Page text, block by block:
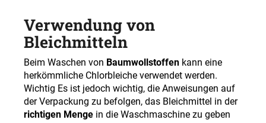
Verwendung von
Bleichmitteln
Beim Waschen von Baumwollstoffen kann eine
herkömmliche Chlorbleiche verwendet werden.
Wichtig Es ist jedoch wichtig, die Anweisungen auf
der Verpackung zu befolgen, das Bleichmittel in der
richtigen Menge in die Waschmaschine zu geben